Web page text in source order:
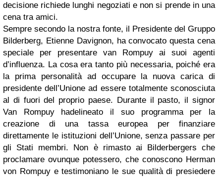
decisione richiede lunghi negoziati e non si prende in una
cena tra amici.
Sempre secondo la nostra fonte, il Presidente del Gruppo
Bilderberg, Etienne Davignon, ha convocato questa cena
speciale per presentare van Rompuy ai suoi agenti
d’influenza. La cosa era tanto più necessaria, poiché era
la prima personalità ad occupare la nuova carica di
presidente dell’Unione ad essere totalmente sconosciuta
al di fuori del proprio paese. Durante il pasto, il signor
Van Rompuy hadelineato il suo programma per la
creazione di una tassa europea per finanziare
direttamente le istituzioni dell’Unione, senza passare per
gli Stati membri. Non è rimasto ai Bilderbergers che
proclamare ovunque potessero, che conoscono Herman
von Rompuy e testimoniano le sue qualità di presiedere